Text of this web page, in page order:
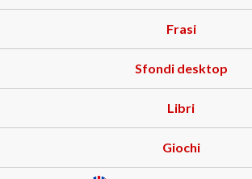
Frasi
Sfondi desktop
Libri
Giochi